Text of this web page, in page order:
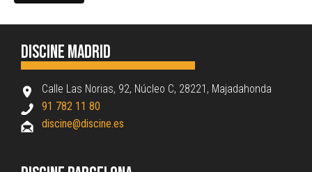
Discine Madrid
Calle Las Norias, 92, Núcleo C, 28221, Majadahonda
91 782 11 80
discine@discine.es